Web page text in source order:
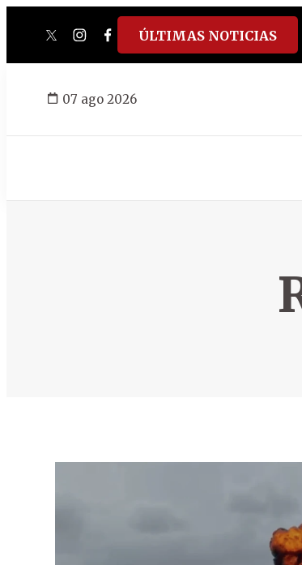
twitterinstagram
facebook
tiktokyoutube
spotify
ÚLTIMAS NOTICIAS
07 ago 2026